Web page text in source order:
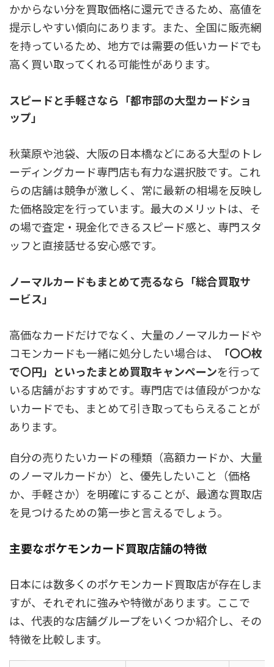
かからない分を買取価格に還元できるため、高値を
提示しやすい傾向にあります。また、全国に販売網
を持っているため、地方では需要の低いカードでも
高く買い取ってくれる可能性があります。
スピードと手軽さなら「都市部の大型カードショ
ップ」
秋葉原や池袋、大阪の日本橋などにある大型のトレ
ーディングカード専門店も有力な選択肢です。これ
らの店舗は競争が激しく、常に最新の相場を反映し
た価格設定を行っています。 最大のメリットは、そ
の場で査定・現金化できるスピード感と、専門スタ
ッフと直接話せる安心感です。
ノーマルカードもまとめて売るなら「総合買取サ
ービス」
高価なカードだけでなく、大量のノーマルカードや
コモンカードも一緒に処分したい場合は、
「〇〇枚
で〇円」といったまとめ買取キャンペーンを行って
いる店舗がおすすめです。専門店では値段がつかな
いカードでも、まとめて引き取ってもらえることが
あります。
自分の売りたいカードの種類（高額カードか、大量
のノーマルカードか）と、優先したいこと（価格
か、手軽さか）を明確にすることが、最適な買取店
を見つけるための第一歩と言えるでしょう。
主要なポケモンカード買取店舗の特徴
日本には数多くのポケモンカード買取店が存在しま
すが、それぞれに強みや特徴があります。ここで
は、代表的な店舗グループをいくつか紹介し、その
特徴を比較します。